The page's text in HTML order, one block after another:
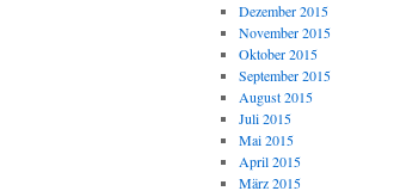
Dezember 2015
November 2015
Oktober 2015
September 2015
August 2015
Juli 2015
Mai 2015
April 2015
März 2015